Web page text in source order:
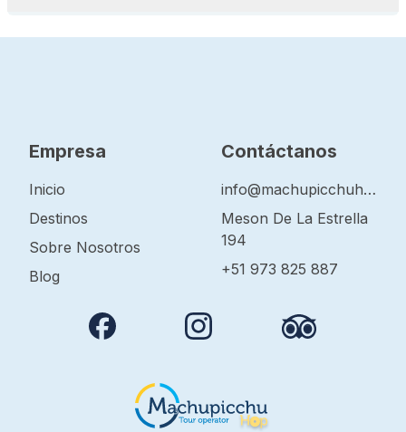
Empresa
Inicio
Destinos
Sobre Nosotros
Blog
Contáctanos
info@machupicchuhop.com
Meson De La Estrella
194
+51 973 825 887